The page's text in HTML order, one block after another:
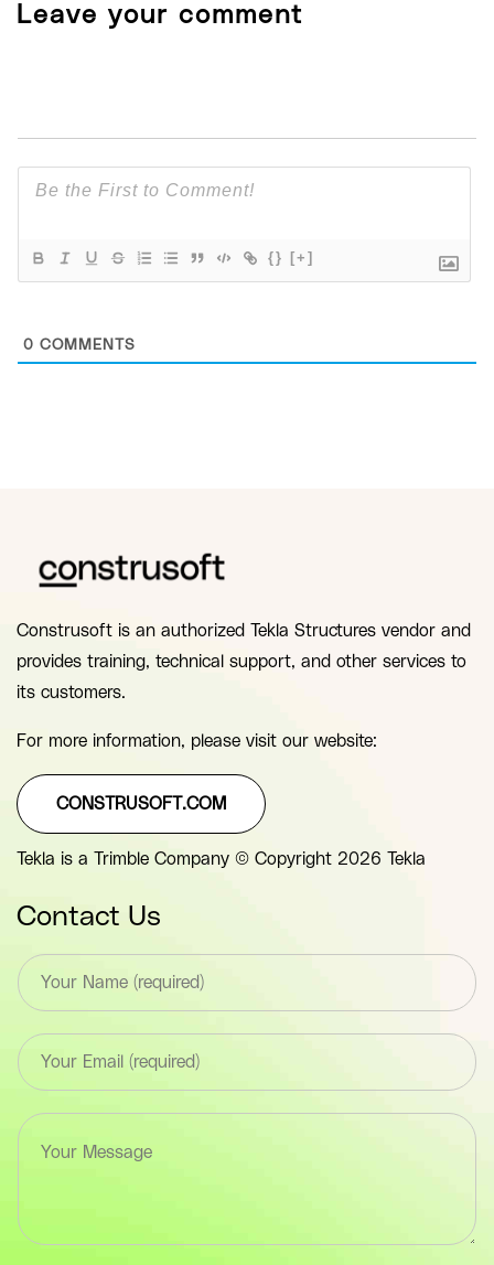
Leave your comment
{} [+]
0 COMMENTS
Construsoft is an authorized Tekla Structures vendor and
provides training, technical support, and other services to
its customers.
For more information, please visit our website:
CONSTRUSOFT.COM
Tekla is a Trimble Company © Copyright 2026 Tekla
Contact Us
T
e
x
*
F
e
l
o
E
m
a
l
e
T
r